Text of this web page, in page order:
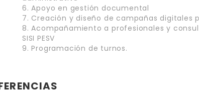
6. Apoyo en gestión documental
7. Creación y diseño de campañas digitales
8. Acompañamiento a profesionales y
SISI PESV
9. Programación de turnos.